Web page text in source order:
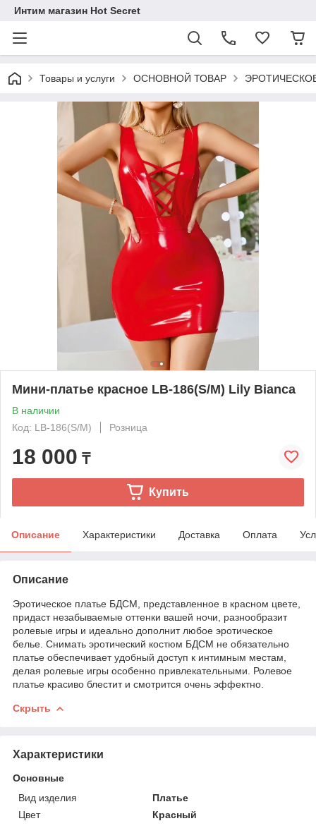
Интим магазин Hot Secret
Товары и услуги ОСНОВНОЙ ТОВАР
Мини-платье красное LB-186(S/M) Lily Bianca
В наличии
Код: LB-186(S/M)
Розница
18 000 ₸
Купить
Описание Характеристики Доставка Оплата
Описание
Эротическое платье БДСМ, представленное в красном цвете,
придаст незабываемые оттенки вашей ночи, разнообразит
ролевые игры и идеально дополнит любое эротическое
белье. Снимать эротический костюм БДСМ не обязательно
платье обеспечивает удобный доступ к интимным местам,
делая ролевые игры особенно привлекательными. Ролевое
платье красиво блестит и смотрится очень эффектно.
Скрыть
Характеристики
Основные
Вид изделия
Платье
Цвет
Красный